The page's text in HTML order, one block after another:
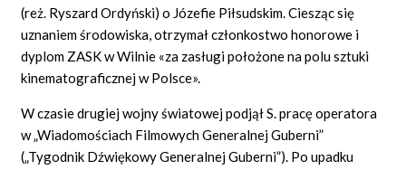
(reż. Ryszard Ordyński) o Józefie Piłsudskim. Ciesząc się
uznaniem środowiska, otrzymał członkostwo honorowe i
dyplom ZASK w Wilnie «za zasługi położone na polu sztuki
kinematograficznej w Polsce».
W czasie drugiej wojny światowej podjął S. pracę operatora
w „Wiadomościach Filmowych Generalnej Guberni”
(„Tygodnik Dźwiękowy Generalnej Guberni”). Po upadku